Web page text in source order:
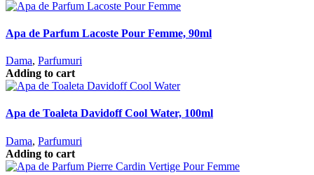
Apa de Parfum Lacoste Pour Femme, 90ml
Dama, Parfumuri
Adding to cart
Apa de Toaleta Davidoff Cool Water, 100ml
Dama, Parfumuri
Adding to cart